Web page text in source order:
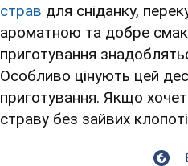
страв для сніданку,
ароматною та добре
приготування
Особливо цінують цей
приготування. Якщо
страву без зайвих